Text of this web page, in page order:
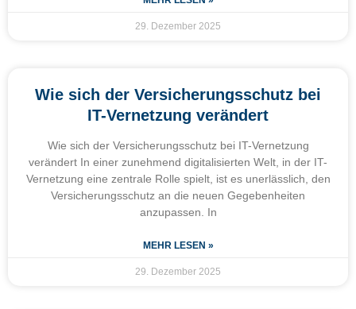
29. Dezember 2025
Wie sich der Versicherungsschutz bei
IT-Vernetzung verändert
Wie sich der Versicherungsschutz bei IT-Vernetzung
verändert In einer zunehmend digitalisierten Welt, in der IT-
Vernetzung eine zentrale Rolle spielt, ist es unerlässlich, den
Versicherungsschutz an die neuen Gegebenheiten
anzupassen. In
MEHR LESEN »
29. Dezember 2025